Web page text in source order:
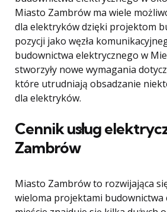
Miasto Zambrów ma wiele
dla elektryków dzięki projektom
pozycji jako węzła
budownictwa elektrycznego w
stworzyły nowe wymagania
które utrudniają obsadzanie
dla elektryków.
Cennik usług
Zambrów
Miasto Zambrów to rozwijająca
wieloma projektami budownictwa